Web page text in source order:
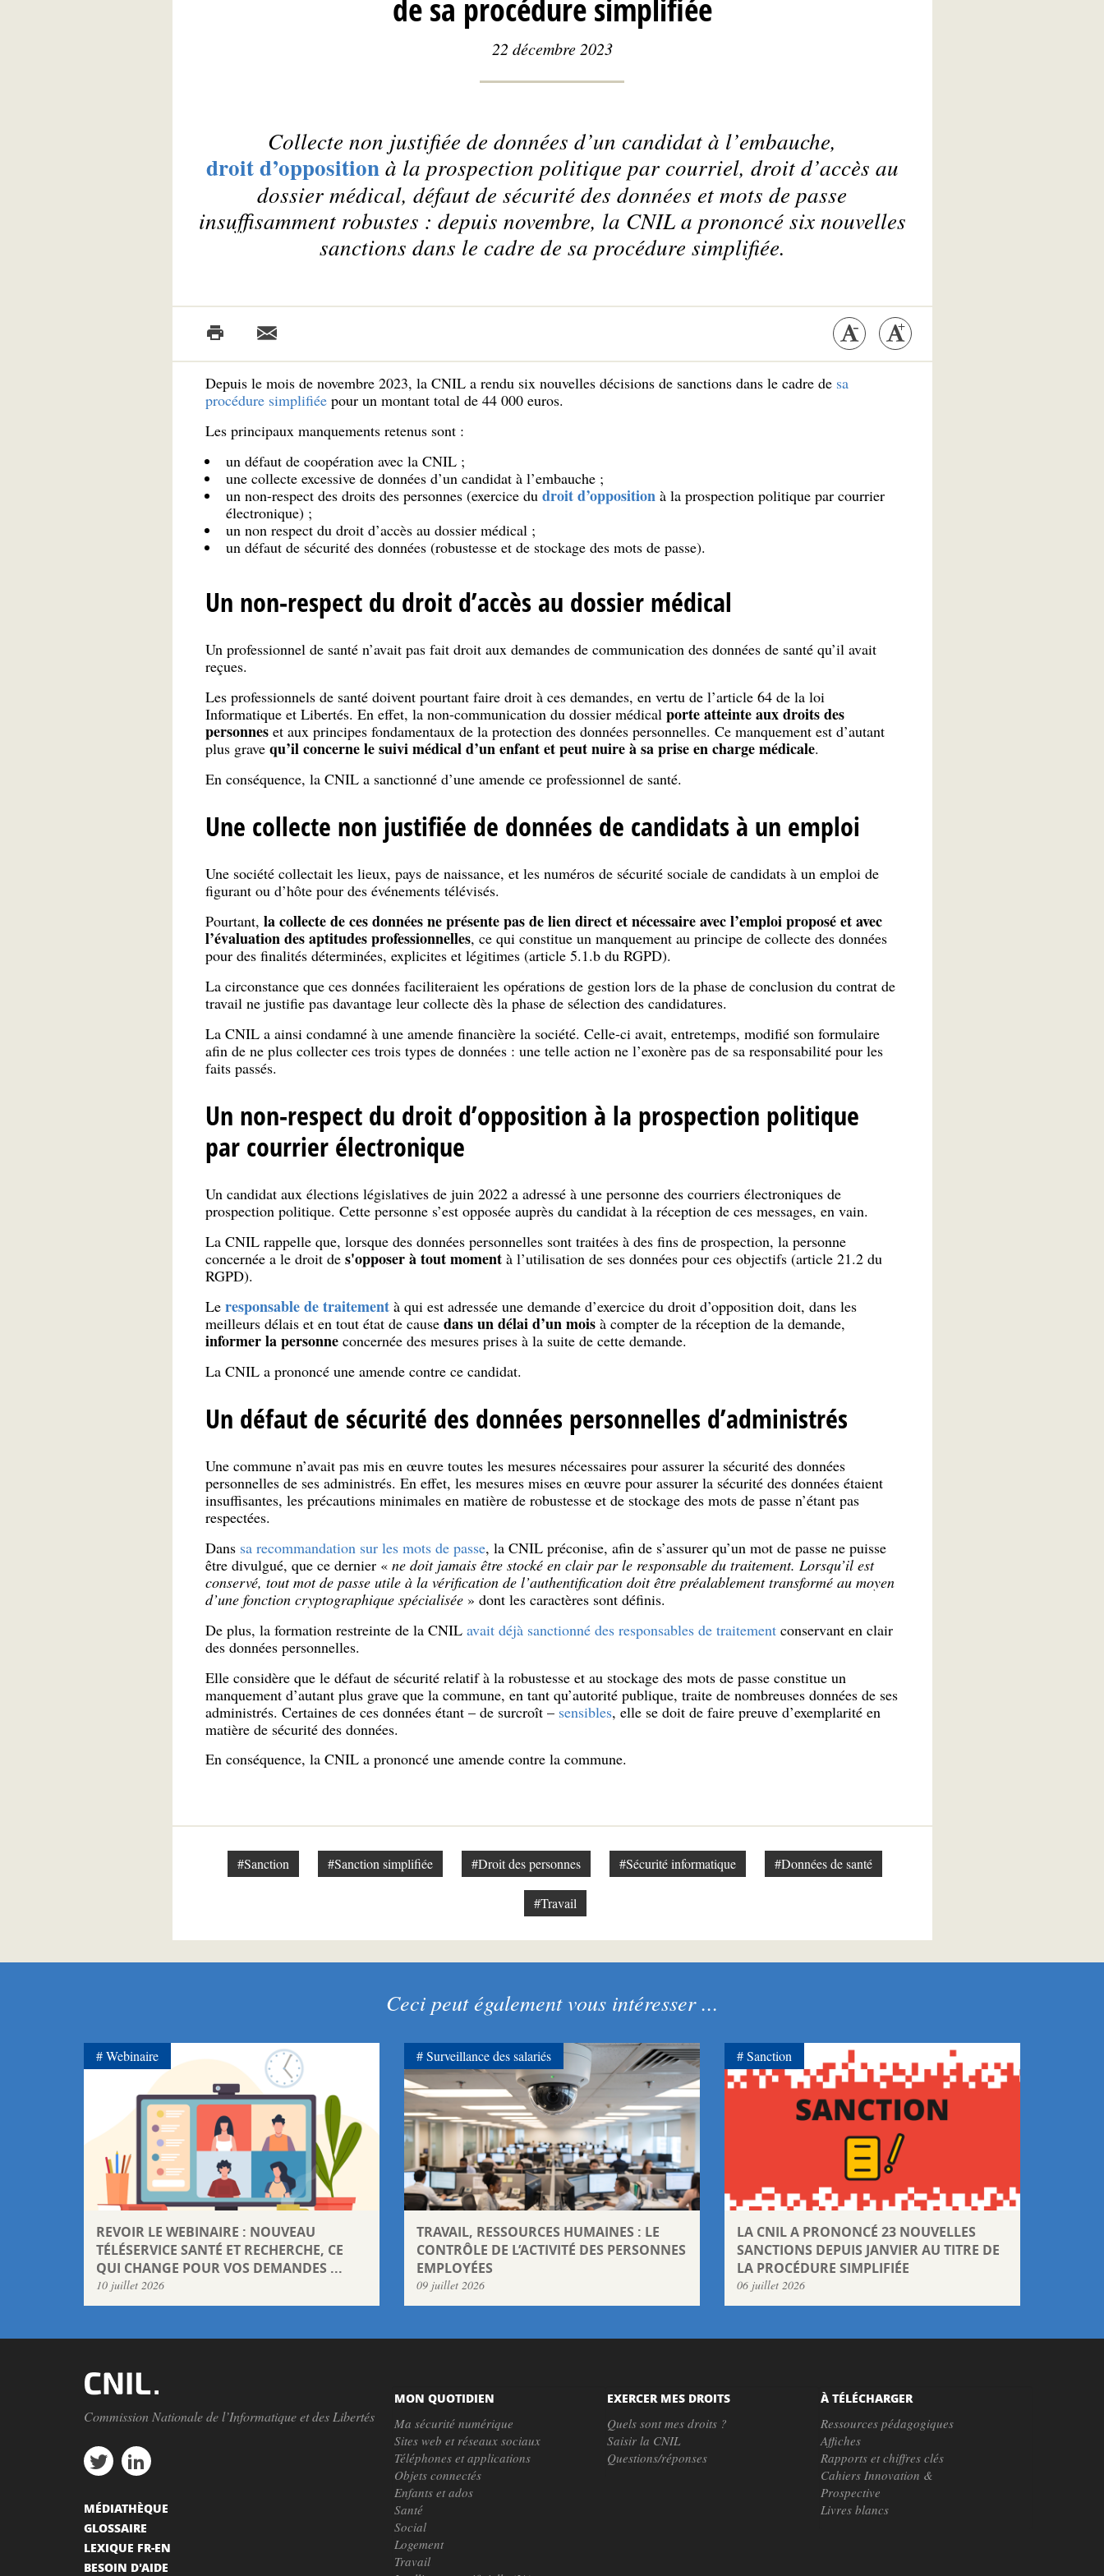
de sa procédure simplifiée
22 décembre 2023
Collecte non justifiée de données d’un candidat à l’embauche,
droit d’opposition à la prospection politique par courriel, droit d’accès au
dossier médical, défaut de sécurité des données et mots de passe
insuffisamment robustes : depuis novembre, la CNIL a prononcé six nouvelles
sanctions dans le cadre de sa procédure simplifiée.
Depuis le mois de novembre 2023, la CNIL a rendu six nouvelles décisions de sanctions dans le cadre de sa
procédure simplifiéepour un montant total de 44 000 euros.
Les principaux manquements retenus sont :
un défaut de coopération avec la CNIL ;
une collecte excessive de données d’un candidat à l’embauche ;
un non-respect des droits des personnes (exercice du droit d’oppositionà la prospection politique par courrier
électronique) ;
un non respect du droit d’accès au dossier médical ;
un défaut de sécurité des données (robustesse et de stockage des mots de passe).
Un non-respect du droit d’accès au dossier médical
Un professionnel de santé n’avait pas fait droit aux demandes de communication des données de santé qu’il avait
reçues.
Les professionnels de santé doivent pourtant faire droit à ces demandes, en vertu de l’article 64 de la loi
Informatique et Libertés. En effet, la non-communication du dossier médical porte atteinte aux droits des
personnes et aux principes fondamentaux de la protection des données personnelles. Ce manquement est d’autant
plus grave qu’il concerne le suivi médical d’un enfant et peut nuire à sa prise en charge médicale.
En conséquence, la CNIL a sanctionné d’une amende ce professionnel de santé.
Une collecte non justifiée de données de candidats à un emploi
Une société collectait les lieux, pays de naissance, et les numéros de sécurité sociale de candidats à un emploi de
figurant ou d’hôte pour des événements télévisés.
Pourtant, la collecte de ces données ne présente pas de lien direct et nécessaire avec l’emploi proposé et avec
l’évaluation des aptitudes professionnelles, ce qui constitue un manquement au principe de collecte des données
pour des finalités déterminées, explicites et légitimes (article 5.1.b du RGPD).
La circonstance que ces données faciliteraient les opérations de gestion lors de la phase de conclusion du contrat de
travail ne justifie pas davantage leur collecte dès la phase de sélection des candidatures.
La CNIL a ainsi condamné à une amende financière la société. Celle-ci avait, entretemps, modifié son formulaire
afin de ne plus collecter ces trois types de données : une telle action ne l’exonère pas de sa responsabilité pour les
faits passés.
Un non-respect du droit d’opposition à la prospection politique
par courrier électronique
Un candidat aux élections législatives de juin 2022 a adressé à une personne des courriers électroniques de
prospection politique. Cette personne s’est opposée auprès du candidat à la réception de ces messages, en vain.
La CNIL rappelle que, lorsque des données personnelles sont traitées à des fins de prospection, la personne
concernée a le droit de s'opposer à tout momentà l’utilisation de ses données pour ces objectifs (article 21.2 du
RGPD).
Le responsable de traitementà qui est adressée une demande d’exercice du droit d’opposition doit, dans les
meilleurs délais et en tout état de cause dans un délai d’un moisà compter de la réception de la demande,
informer la personneconcernée des mesures prises à la suite de cette demande.
La CNIL a prononcé une amende contre ce candidat.
Un défaut de sécurité des données personnelles d’administrés
Une commune n’avait pas mis en œuvre toutes les mesures nécessaires pour assurer la sécurité des données
personnelles de ses administrés. En effet, les mesures mises en œuvre pour assurer la sécurité des données étaient
insuffisantes, les précautions minimales en matière de robustesse et de stockage des mots de passe n’étant pas
respectées.
Dans sa recommandation sur les mots de passe, la CNIL préconise, afin de s’assurer qu’un mot de passe ne puisse
être divulgué, que ce dernier « ne doit jamais être stocké en clair par le responsable du traitement. Lorsqu’il est
conservé, tout mot de passe utile à la vérification de l’authentification doit être préalablement transformé au moyen
d’une fonction cryptographique spécialisée» dont les caractères sont définis.
De plus, la formation restreinte de la CNIL avait déjà sanctionné des responsables de traitementconservant en clair
des données personnelles.
Elle considère que le défaut de sécurité relatif à la robustesse et au stockage des mots de passe constitue un
manquement d’autant plus grave que la commune, en tant qu’autorité publique, traite de nombreuses données de ses
administrés. Certaines de ces données étant – de surcroît – sensibles, elle se doit de faire preuve d’exemplarité en
matière de sécurité des données.
En conséquence, la CNIL a prononcé une amende contre la commune.
#Sanction #Sanction simplifiée #Droit des personnes #Sécurité informatique #Données de santé
#Travail
Ceci peut également vous intéresser ...
REVOIR LE WEBINAIRE : NOUVEAU
TÉLÉSERVICE SANTÉ ET RECHERCHE, CE
QUI CHANGE POUR VOS DEMANDES ...
10 juillet 2026
Webinaire
TRAVAIL, RESSOURCES HUMAINES : LE
CONTRÔLE DE L’ACTIVITÉ DES PERSONNES
EMPLOYÉES
09 juillet 2026
Surveillance des salariés
LA CNIL A PRONONCÉ 23 NOUVELLES
SANCTIONS DEPUIS JANVIER AU TITRE DE
LA PROCÉDURE SIMPLIFIÉE
06 juillet 2026
Sanction
Commission Nationale de l’Informatique et des Libertés
MON QUOTIDIEN
Ma sécurité numérique
Sites web et réseaux sociaux
Téléphones et applications
Objets connectés
Enfants et ados
Santé
Social
Logement
Travail
EXERCER MES DROITS
Quels sont mes droits ?
Saisir la CNIL
Questions/réponses
À TÉLÉCHARGER
Ressources pédagogiques
Affiches
Rapports et chiffres clés
Cahiers Innovation &
Prospective
Livres blancs
MÉDIATHÈQUE
GLOSSAIRE
LEXIQUE FR-EN
BESOIN D'AIDE